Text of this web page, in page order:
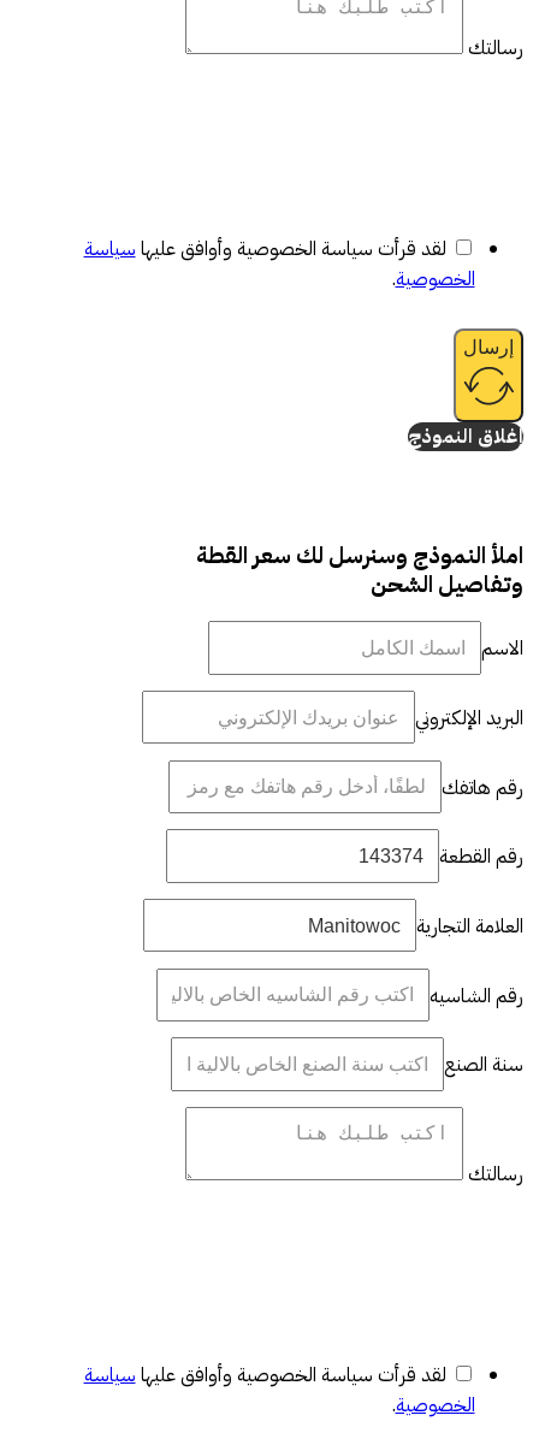
رسالتك
لقد قرأت سياسة الخصوصية وأوافق عليها سياسة
الخصوصية.
إرسال
إغلاق النموذج
املأ النموذج وسنرسل لك سعر القطة
وتفاصيل الشحن
الاسم
البريد الإلكتروني
رقم هاتفك
رقم القطعة
العلامة التجارية
رقم الشاسيه
سنة الصنع
رسالتك
لقد قرأت سياسة الخصوصية وأوافق عليها سياسة
الخصوصية.